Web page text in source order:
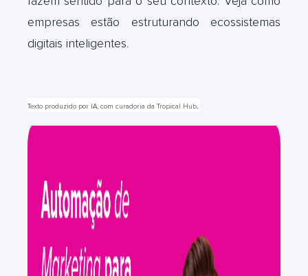
empresas estão estruturando ecossistemas
digitais inteligentes.
Texto produzido por IA, com curadoria da Tropical Hub.